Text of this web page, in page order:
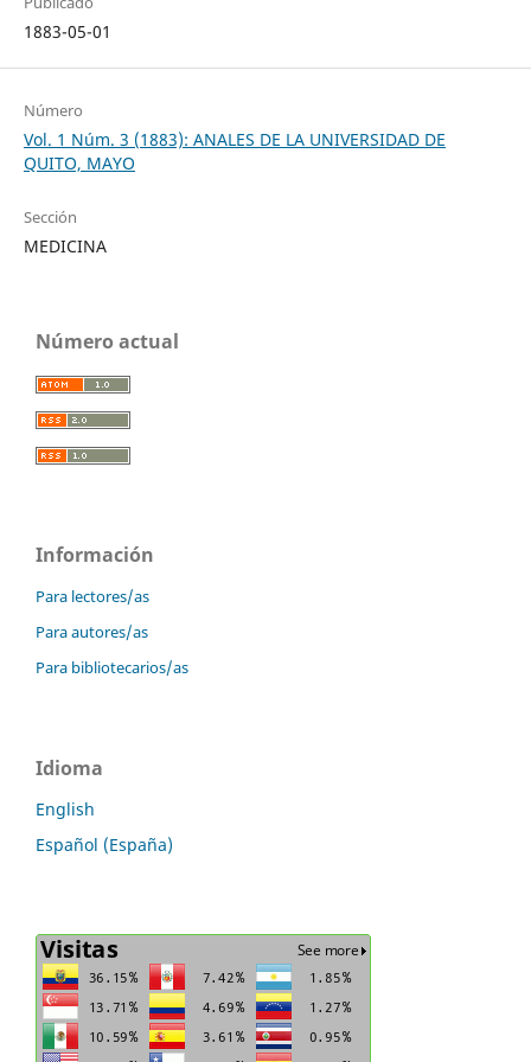
1883-05-01
Número
Vol. 1 Núm. 3 (1883): ANALES DE LA UNIVERSIDAD DE
QUITO, MAYO
Sección
MEDICINA
Número actual
Información
Para lectores/as
Para autores/as
Para bibliotecarios/as
Idioma
English
Español (España)